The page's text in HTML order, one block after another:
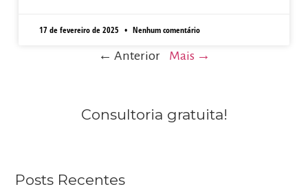
17 de fevereiro de 2025 Nenhum comentário
← Anterior Mais →
Consultoria gratuita!
Posts Recentes